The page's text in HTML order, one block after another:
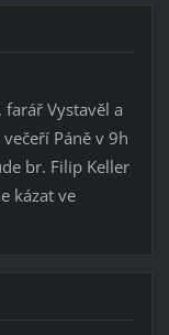
Vystavěl a
Páně v 9h
br. Filip Keller
kázat ve